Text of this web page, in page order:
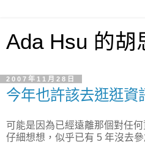
Ada Hsu 的胡
2007年11月28日
今年也許該去逛逛資
可能是因為已經遠離那個對任
仔細想想，似乎已有 5 年沒去